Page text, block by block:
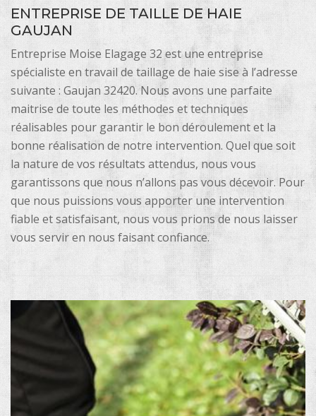
ENTREPRISE DE TAILLE DE HAIE
GAUJAN
Entreprise Moise Elagage 32 est une entreprise
spécialiste en travail de taillage de haie sise à l’adresse
suivante : Gaujan 32420. Nous avons une parfaite
maitrise de toute les méthodes et techniques
réalisables pour garantir le bon déroulement et la
bonne réalisation de notre intervention. Quel que soit
la nature de vos résultats attendus, nous vous
garantissons que nous n’allons pas vous décevoir. Pour
que nous puissions vous apporter une intervention
fiable et satisfaisant, nous vous prions de nous laisser
vous servir en nous faisant confiance.